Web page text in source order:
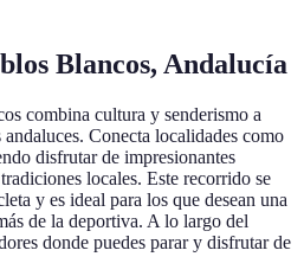
Blancos, Andalucía
combina cultura y senderismo a
Conecta localidades como
disfrutar de impresionantes
locales. Este recorrido se
y es ideal para los que desean una
de la deportiva. A lo largo del
donde puedes parar y disfrutar de